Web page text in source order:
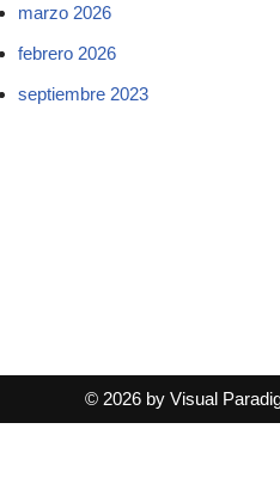
marzo 2026
febrero 2026
septiembre 2023
© 2026 by Visual